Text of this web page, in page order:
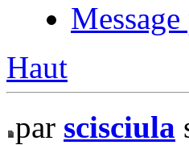
Haut
par scisciula